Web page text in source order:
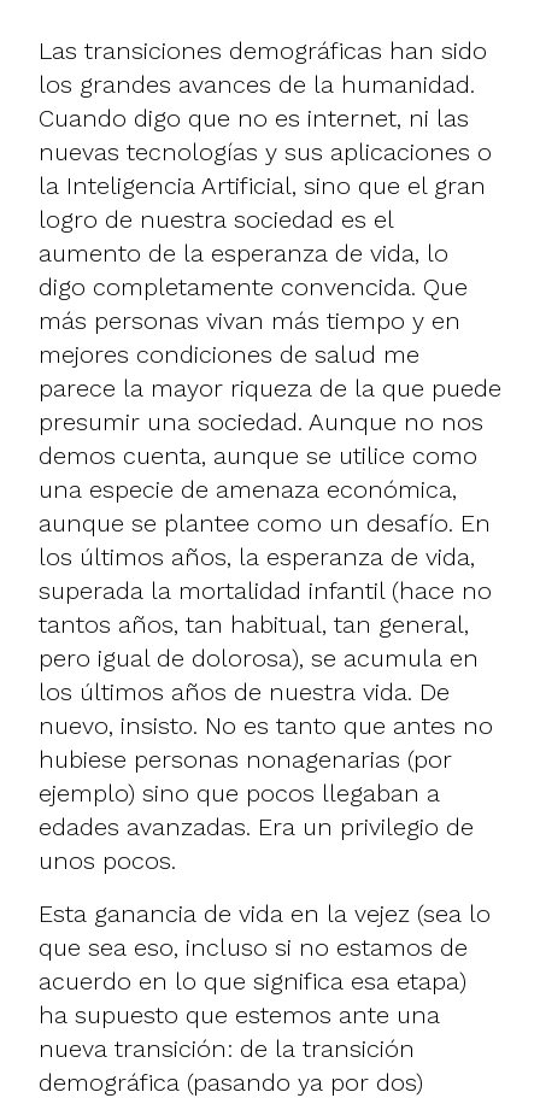
Las transiciones demográficas han sido
los grandes avances de la humanidad.
Cuando digo que no es internet, ni las
nuevas tecnologías y sus aplicaciones o
la Inteligencia Artificial, sino que el gran
logro de nuestra sociedad es el
aumento de la esperanza de vida, lo
digo completamente convencida. Que
más personas vivan más tiempo y en
mejores condiciones de salud me
parece la mayor riqueza de la que puede
presumir una sociedad. Aunque no nos
demos cuenta, aunque se utilice como
una especie de amenaza económica,
aunque se plantee como un desafío. En
los últimos años, la esperanza de vida,
superada la mortalidad infantil (hace no
tantos años, tan habitual, tan general,
pero igual de dolorosa), se acumula en
los últimos años de nuestra vida. De
nuevo, insisto. No es tanto que antes no
hubiese personas nonagenarias (por
ejemplo) sino que pocos llegaban a
edades avanzadas. Era un privilegio de
unos pocos.
Esta ganancia de vida en la vejez (sea lo
que sea eso, incluso si no estamos de
acuerdo en lo que significa esa etapa)
ha supuesto que estemos ante una
nueva transición: de la transición
demográfica (pasando ya por dos)